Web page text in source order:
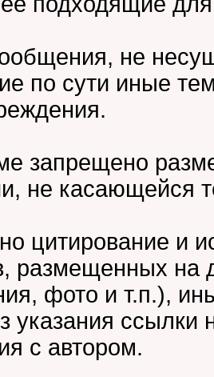
не
по сути иные
запрещено
не касающейся
цитирование и
размещенных на
фото и т.п.),
указания ссылки
с автором.